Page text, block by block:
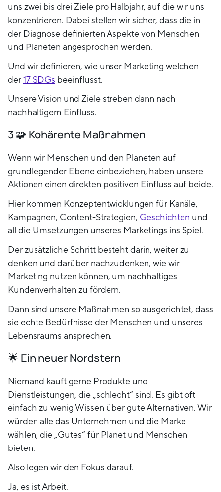
uns zwei bis drei Ziele pro Halbjahr, auf die wir uns
konzentrieren. Dabei stellen wir sicher, dass die in
der Diagnose definierten Aspekte von Menschen
und Planeten angesprochen werden.
Und wir definieren, wie unser Marketing welchen
der17 SDGs beeinflusst.
Unsere Vision und Ziele streben dann nach
nachhaltigem Einfluss.
3 🧩 Kohärente Maßnahmen
Wenn wir Menschen und den Planeten auf
grundlegender Ebene einbeziehen, haben unsere
Aktionen einen direkten positiven Einfluss auf beide.
Hier kommen Konzeptentwicklungen für Kanäle,
Kampagnen, Content-Strategien, Geschichten und
all die Umsetzungen unseres Marketings ins Spiel.
Der zusätzliche Schritt besteht darin, weiter zu
denken und darüber nachzudenken, wie wir
Marketing nutzen können, um nachhaltiges
Kundenverhalten zu fördern.
Dann sind unsere Maßnahmen so ausgerichtet, dass
sie echte Bedürfnisse der Menschen und unseres
Lebensraums ansprechen.
🌟 Ein neuer Nordstern
Niemand kauft gerne Produkte und
Dienstleistungen, die „schlecht“ sind. Es gibt oft
einfach zu wenig Wissen über gute Alternativen. Wir
würden alle das Unternehmen und die Marke
wählen, die „Gutes“ für Planet und Menschen
bieten.
Also legen wir den Fokus darauf.
Ja, es ist Arbeit.